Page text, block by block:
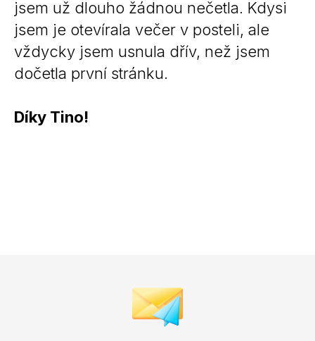
jsem už dlouho žádnou nečetla. Kdysi
jsem je otevírala večer v posteli, ale
vždycky jsem usnula dřív, než jsem
dočetla první stránku.
Díky Tino!